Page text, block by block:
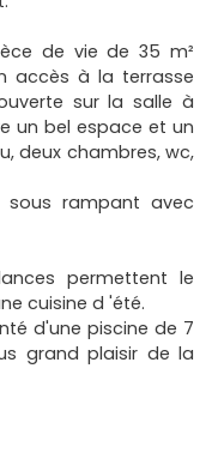
de vie de 35 m²
accès à la terrasse
sur la salle à
un bel espace et un
deux chambres, wc,
sous rampant avec
permettent le
cuisine d 'été.
d'une piscine de 7
grand plaisir de la